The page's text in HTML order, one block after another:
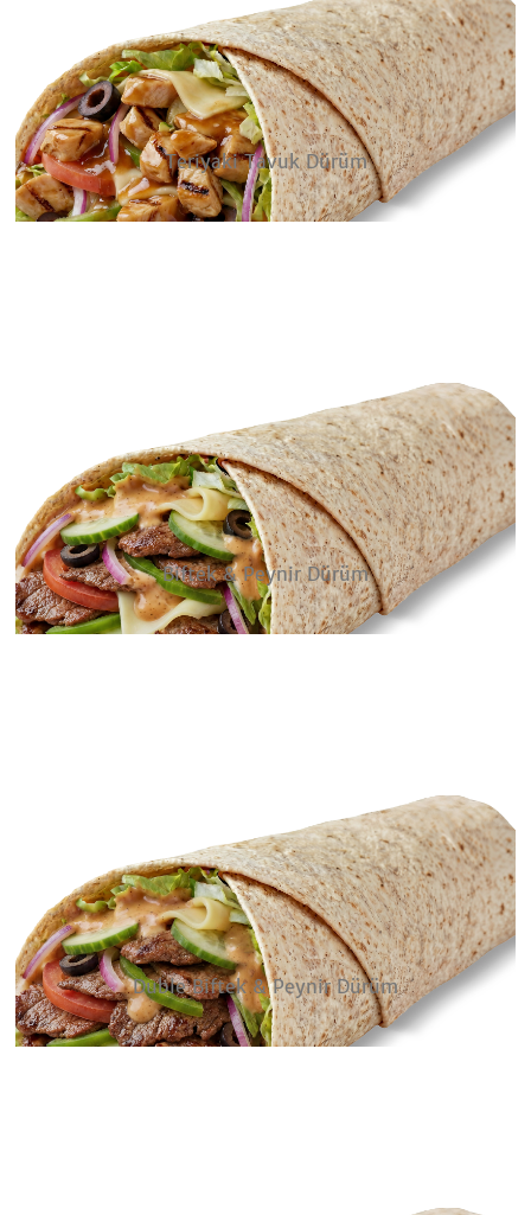
Teriyaki Tavuk Dürüm
Biftek & Peynir Dürüm
Duble Biftek & Peynir Dürüm